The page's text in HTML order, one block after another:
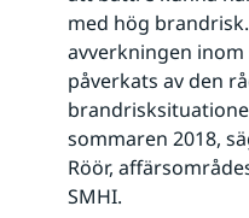
med hög
avverkningen
påverkats av den
sommaren 2018,
Röör,
SMHI.